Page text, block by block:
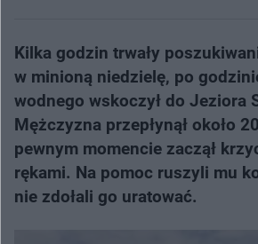
Kilka godzin trwały
w minioną niedzielę, po
wodnego wskoczył do Jeziora
Mężczyzna przepłynął około
pewnym momencie zaczął
rękami. Na pomoc ruszyli mu
nie zdołali go uratować.